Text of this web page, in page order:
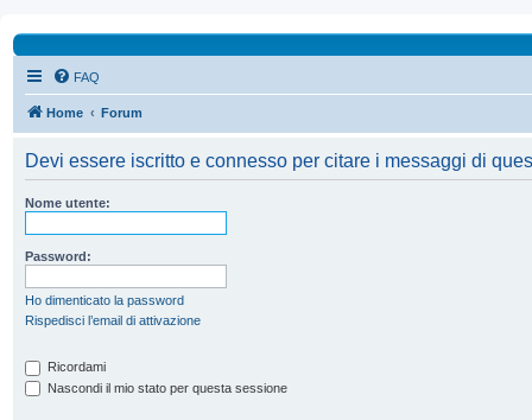
FAQ
Home Forum
Devi essere iscritto e connesso per citare i messaggi di
Nome utente:
Password:
Ho dimenticato la password
Rispedisci l’email di attivazione
Ricordami
Nascondi il mio stato per questa sessione